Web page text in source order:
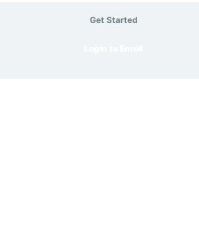
Get Started